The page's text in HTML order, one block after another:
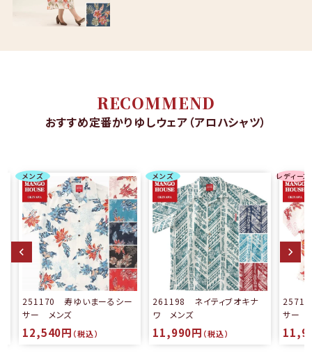
RECOMMEND
おすすめ定番かりゆしウェア（アロハシャツ）
メンズ
251170 寿ゆいまーるシー
サー メンズ
12,540円 （税込）
メンズ
261198 ネイティブオキナ
ワ メンズ
11,990円 （税込）
レディース
サー